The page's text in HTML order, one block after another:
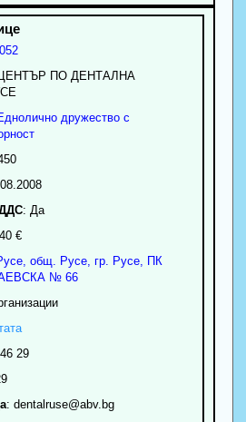
ПО ДЕНТАЛНА
дружество с
: Да
€
, общ. Русе, гр. Русе, ПК
№ 66
29
: dentalruse@abv.bg